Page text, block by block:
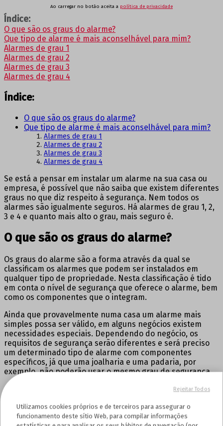
Ao carregar no botão aceita a política de privacidade
Índice:
O que são os graus do alarme?
Que tipo de alarme é mais aconselhável para mim?
Alarmes de grau 1
Alarmes de grau 2
Alarmes de grau 3
Alarmes de grau 4
Índice:
O que são os graus do alarme?
Que tipo de alarme é mais aconselhável para mim?
Alarmes de grau 1
Alarmes de grau 2
Alarmes de grau 3
Alarmes de grau 4
Se está a pensar em instalar um alarme na sua casa ou
empresa, é possível que não saiba que existem diferentes
graus no que diz respeito à segurança. Nem todos os
alarmes são igualmente seguros. Há alarmes de grau 1, 2,
3 e 4 e quanto mais alto o grau, mais seguro é.
O que são os graus do alarme?
Os graus do alarme são a forma através da qual se
classificam os alarmes que podem ser instalados em
qualquer tipo de propriedade. Nesta classificação é tido
em conta o nível de segurança que oferece o alarme, bem
como os componentes que o integram.
Ainda que provavelmente numa casa um alarme mais
simples possa ser válido, em alguns negócios existem
necessidades especiais. Dependendo do negócio, os
requisitos de segurança serão diferentes e será preciso
um determinado tipo de alarme com componentes
específicos, já que uma joalharia e uma padaria, por
exemplo, não poderão usar o mesmo grau de segurança.
Calcule online* o seu alarme
Utilizamos cookies próprios e de terceiros para assegurar o
funcionamento deste sítio Web, para compilar informações
Rejeitar Todos